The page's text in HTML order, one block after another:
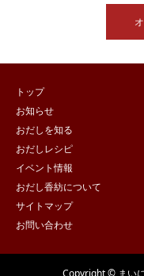
トップ
お知らせ
おだしを知る
おだしレシピ
イベント情報
おだし香紡について
サイトマップ
お問い合わせ
Copyright © まい